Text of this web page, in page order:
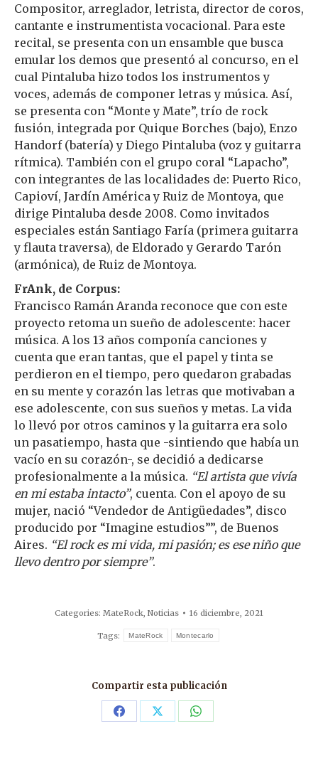
Compositor, arreglador, letrista, director de coros,
cantante e instrumentista vocacional. Para este
recital, se presenta con un ensamble que busca
emular los demos que presentó al concurso, en el
cual Pintaluba hizo todos los instrumentos y
voces, además de componer letras y música. Así,
se presenta con “Monte y Mate”, trío de rock
fusión, integrada por Quique Borches (bajo), Enzo
Handorf (batería) y Diego Pintaluba (voz y guitarra
rítmica). También con el grupo coral “Lapacho”,
con integrantes de las localidades de: Puerto Rico,
Capioví, Jardín América y Ruiz de Montoya, que
dirige Pintaluba desde 2008. Como invitados
especiales están Santiago Faría (primera guitarra
y flauta traversa), de Eldorado y Gerardo Tarón
(armónica), de Ruiz de Montoya.
FrAnk, de Corpus:
Francisco Ramán Aranda reconoce que con este
proyecto retoma un sueño de adolescente: hacer
música. A los 13 años componía canciones y
cuenta que eran tantas, que el papel y tinta se
perdieron en el tiempo, pero quedaron grabadas
en su mente y corazón las letras que motivaban a
ese adolescente, con sus sueños y metas. La vida
lo llevó por otros caminos y la guitarra era solo
un pasatiempo, hasta que -sintiendo que había un
vacío en su corazón-, se decidió a dedicarse
profesionalmente a la música. “El artista que vivía
en mi estaba intacto”, cuenta. Con el apoyo de su
mujer, nació “Vendedor de Antigüedades”, disco
producido por “Imagine estudios””, de Buenos
Aires. “El rock es mi vida, mi pasión; es ese niño que
llevo dentro por siempre”.
Categories: MateRock, Noticias 16 diciembre, 2021
Tags: MateRock Montecarlo
Compartir esta publicación
Share Share Share